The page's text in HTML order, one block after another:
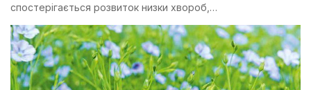
спостерігається розвиток низки хвороб,…